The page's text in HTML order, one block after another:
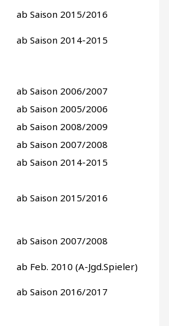
ab Saison 2015/2016
ab Saison 2014-2015
ab Saison 2006/2007
ab Saison 2005/2006
ab Saison 2008/2009
ab Saison 2007/2008
ab Saison 2014-2015
ab Saison 2015/2016
ab Saison 2007/2008
ab Feb. 2010 (A-Jgd.Spieler)
ab Saison 2016/2017